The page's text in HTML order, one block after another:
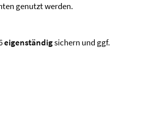
genutzt werden.
eigenständigsichern und ggf.